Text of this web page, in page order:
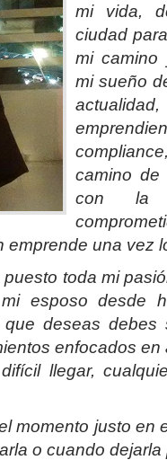
mi vida,
ciudad
mi camino
mi sueño
camino de
con la
emprende una vez
toda mi pasió
esposo desde
deseas debes
enfocados
ícil llegar,
momento justo en
o cuando dejarla